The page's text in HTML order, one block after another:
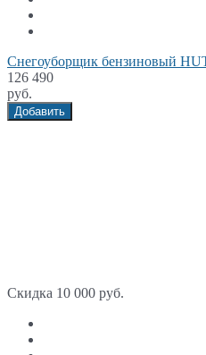
Снегоуборщик бензиновый
126 490
руб.
Добавить
Скидка 10 000 руб.